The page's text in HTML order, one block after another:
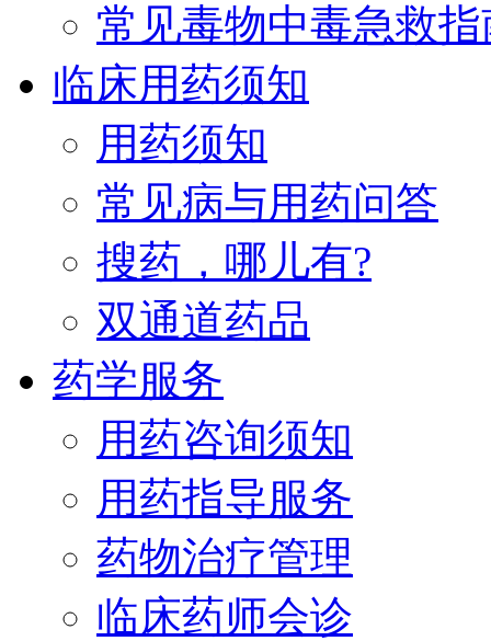
常见毒物中毒急救指
临床用药须知
用药须知
常见病与用药问答
搜药，哪儿有?
双通道药品
药学服务
用药咨询须知
用药指导服务
药物治疗管理
临床药师会诊